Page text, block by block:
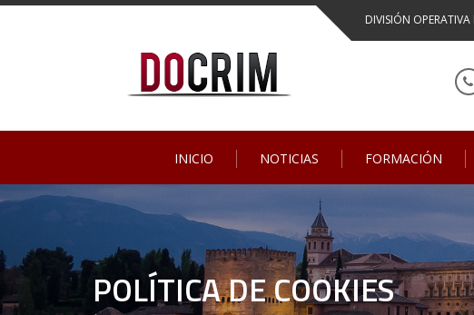
Skip
DIVISIÓN
INICIO NOTICIAS FORMACIÓN
POLÍTICA DE COOKIES